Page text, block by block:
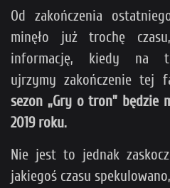
Od zakończenia
minęło już trochę
informację, kiedy na
ujrzymy zakończenie tej
sezon „Gry o tron” będzie
2019 roku.
Nie jest to jednak
jakiegoś czasu